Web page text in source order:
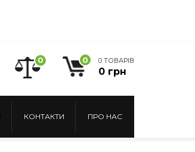
0 0 0 ТОВАРІВ
0 грн
КОНТАКТИ ПРО НАС